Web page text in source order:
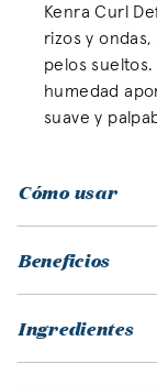
Kenra Curl
rizos y
pelos
humedad
suave y
Cómo usar
Beneficios
Ingredientes